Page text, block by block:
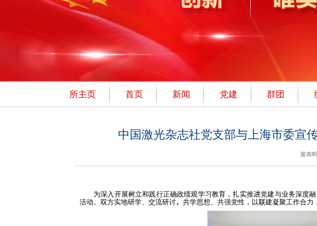
所主页 首页 新闻 党建 群团
中国激光杂志社党支部与上海市委宣
发布
为深入开展树立和践行正确政绩观学习教育， 扎实推进党建与业务深度融
活动。双方实地研学、交流研讨， 共学思想、共强党性，以联建凝聚工作合力